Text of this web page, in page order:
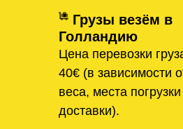
Грузы везём в
Голландию
Цена перевозки
40€ (в зависимости
веса, места
доставки).